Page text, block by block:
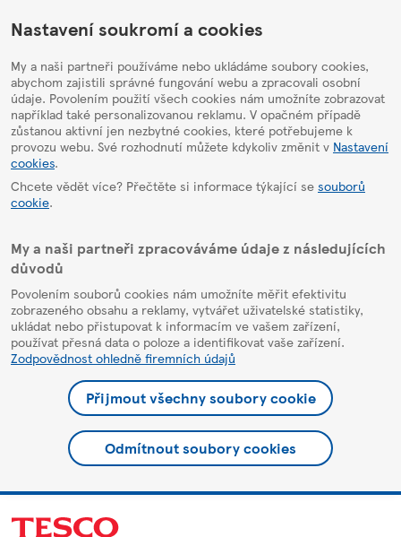
HelpPage
Nastavení soukromí a cookies
My a naši partneři používáme nebo ukládáme soubory cookies,
abychom zajistili správné fungování webu a zpracovali osobní
údaje. Povolením použití všech cookies nám umožníte zobrazovat
například také personalizovanou reklamu. V opačném případě
zůstanou aktivní jen nezbytné cookies, které potřebujeme k
provozu webu. Své rozhodnutí můžete kdykoliv změnit v Nastavení
cookies.
Chcete vědět více? Přečtěte si informace týkající se souborů
cookie.
My a naši partneři zpracováváme údaje z následujících
důvodů
Povolením souborů cookies nám umožníte měřit efektivitu
zobrazeného obsahu a reklamy, vytvářet uživatelské statistiky,
ukládat nebo přistupovat k informacím ve vašem zařízení,
používat přesná data o poloze a identifikovat vaše zařízení.
Zodpovědnost ohledně firemních údajů
Přijmout všechny soubory cookie
Odmítnout soubory cookies